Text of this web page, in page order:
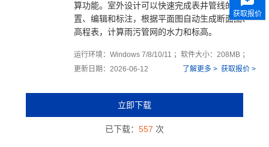
算功能。室外设计可以快速完成表井管线的布
置、编辑和标注，根据平面图自动生成断面图、
高程表，计算雨污管网的水力和标高。
运行环境：Windows 7/8/10/11 ；软件大小：208MB ；
更新日期：2026-06-12
获取报价 >
了解更多 >
立即下载
已下载： 557 次
获取报价